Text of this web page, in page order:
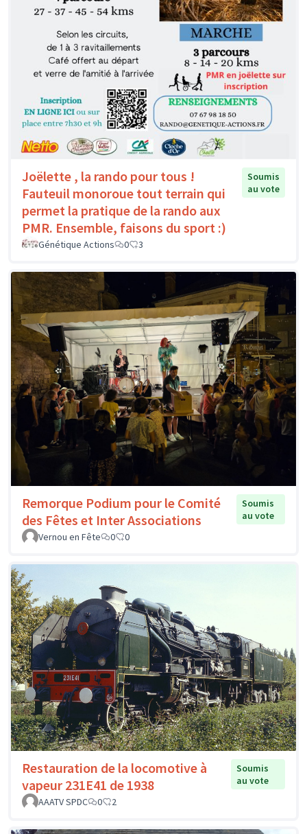
Joëlette , la rando pour tous !
Fauteuil monoroue tout terrain qui
permet la pratique de la rando aux
PMR. Ensemble, faisons du sport :)
Soumis
au vote
Génétique Actions 0 3
Remorque Podium pour le Comité
des Fêtes et Inter Associations
Soumis
au vote
Vernou en Fête
0 0
Restauration de la locomotive à
vapeur 231E41 de 1938
Soumis
au vote
AAATV SPDC
0 2